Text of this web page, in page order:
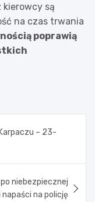
kierowcy są
na czas trwania
poprawią
– 23-
niebezpiecznej
na policję